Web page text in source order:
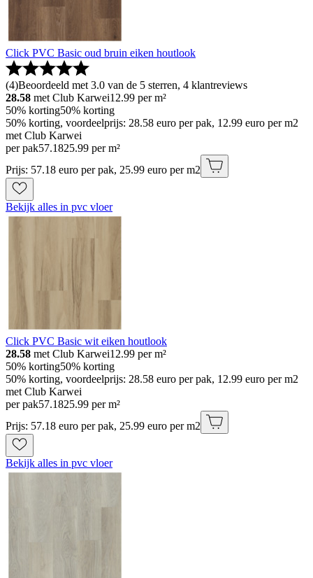
Click PVC Basic oud bruin eiken houtlook
(4)Beoordeeld met 3.0 van de 5 sterren, 4 klantreviews
28.58 met Club Karwei12.99 per m²
50% korting50% korting
50% korting, voordeelprijs: 28.58 euro per pak, 12.99 euro per m2
met Club Karwei
per pak57.1825.99 per m²
Prijs: 57.18 euro per pak, 25.99 euro per m2
Bekijk alles in pvc vloer
Click PVC Basic wit eiken houtlook
28.58 met Club Karwei12.99 per m²
50% korting50% korting
50% korting, voordeelprijs: 28.58 euro per pak, 12.99 euro per m2
met Club Karwei
per pak57.1825.99 per m²
Prijs: 57.18 euro per pak, 25.99 euro per m2
Bekijk alles in pvc vloer